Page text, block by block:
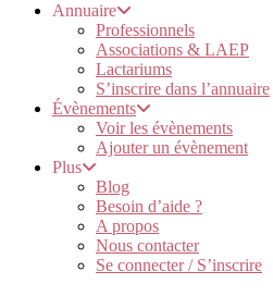
Annuaire
Professionnels
Associations & LAEP
Lactariums
S’inscrire dans l’annuaire
Évènements
Voir les évènements
Ajouter un évènement
Plus
Blog
Besoin d’aide ?
A propos
Nous contacter
Se connecter / S’inscrire